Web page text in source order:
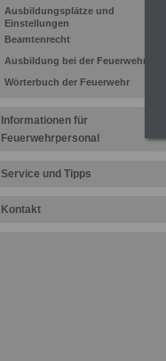
Ausbildungsplätze und
Einstellungen
Beamtenrecht
Ausbildung bei der Feuerwehr
Wörterbuch der Feuerwehr
Informationen für
Feuerwehrpersonal
Service und Tipps
Kontakt